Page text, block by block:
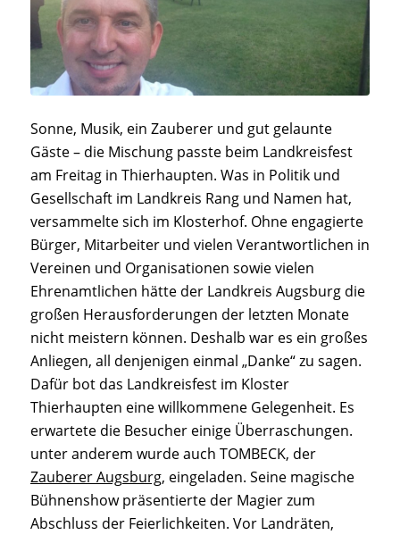
Sonne, Musik, ein Zauberer und gut gelaunte
Gäste – die Mischung passte beim Landkreisfest
am Freitag in Thierhaupten. Was in Politik und
Gesellschaft im Landkreis Rang und Namen hat,
versammelte sich im Klosterhof. Ohne engagierte
Bürger, Mitarbeiter und vielen Verantwortlichen in
Vereinen und Organisationen sowie vielen
Ehrenamtlichen hätte der Landkreis Augsburg die
großen Herausforderungen der letzten Monate
nicht meistern können. Deshalb war es ein großes
Anliegen, all denjenigen einmal „Danke“ zu sagen.
Dafür bot das Landkreisfest im Kloster
Thierhaupten eine willkommene Gelegenheit. Es
erwartete die Besucher einige Überraschungen.
unter anderem wurde auch TOMBECK, der
Zauberer Augsburg, eingeladen. Seine magische
Bühnenshow präsentierte der Magier zum
Abschluss der Feierlichkeiten. Vor Landräten,